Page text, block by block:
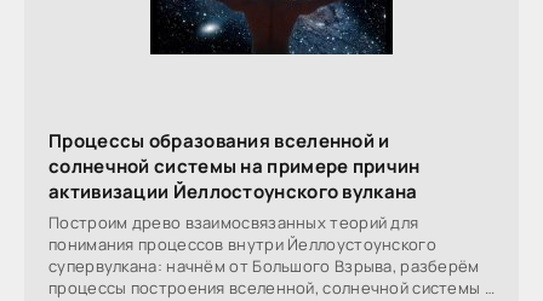
Процессы образования вселенной и
солнечной системы на примере причин
активизации Йеллостоунского вулкана
Построим древо взаимосвязанных теорий для
понимания процессов внутри Йеллоустоунского
супервулкана: начнём от Большого Взрыва, разберём
процессы построения вселенной, солнечной системы в